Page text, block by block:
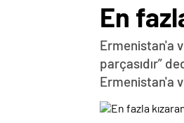
En
Ermenistan'a
parçasıdır”
Ermenistan'a